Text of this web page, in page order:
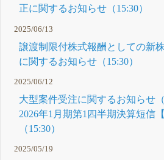
正に関するお知らせ（15:30）
2025/06/13
譲渡制限付株式報酬としての新
に関するお知らせ（15:30）
2025/06/12
大型案件受注に関するお知らせ（
2026年1月期第1四半期決算短信
（15:30）
2025/05/19